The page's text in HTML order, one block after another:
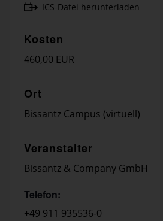
ICS-Datei herunterladen
Kosten
460,00 EUR
Ort
Bissantz Campus (virtuell)
Veranstalter
Bissantz & Company GmbH
Telefon:
+49 911 935536-0